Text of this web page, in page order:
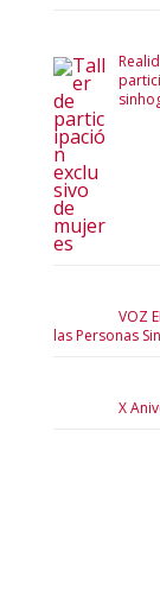
VOZ
las Personas
X